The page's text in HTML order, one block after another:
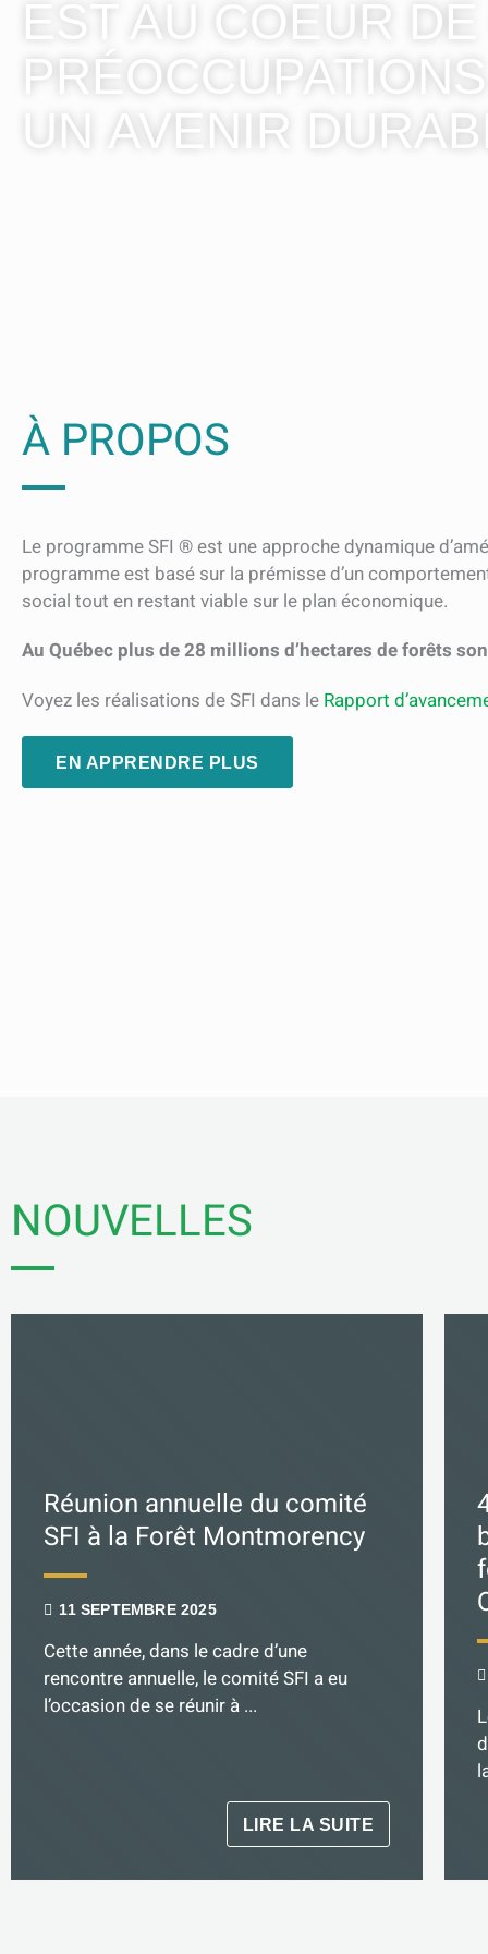
EST AU COEUR
UN AVENIR
À PROPOS
Le programme SFI ® est une approche dynamique
programme est basé sur la prémisse d’un
social tout en restant viable sur le plan économique.
Au Québec plus de 28 millions d’hectares de forêts
Voyez les réalisations de SFI dans le Rapport
EN APPRENDRE PLUS
NOUVELLES
Réunion annuelle du comité
SFI à la Forêt Montmorency
11 SEPTEMBRE 2025
Cette année, dans le cadre d’une
rencontre annuelle, le comité SFI a eu
l’occasion de se réunir à ...
LIRE LA SUITE